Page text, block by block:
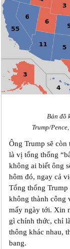
Bản đồ
Trump/
Ông Trump sẽ
là vị tổng thống
không ai biết ông
hôm đó, ngay cả
Tổng thống Trump
không thành công
mấy ngày tới. Xin
gì chính thức, chỉ
thông khác nhau,
bang.